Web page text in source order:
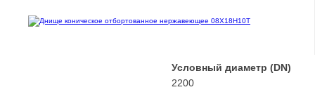
Условный диаметр (DN)
2200